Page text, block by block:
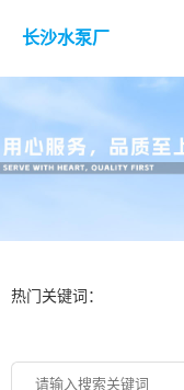
长沙水泵厂
热门关键词：